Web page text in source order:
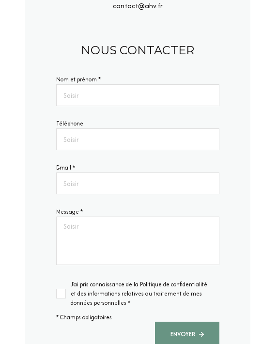
contact@ahv.fr
NOUS CONTACTER
Nom et prénom *
Téléphone
E-mail *
Message *
J'ai pris connaissance de la Politique de confidentialité
et des informations relatives au traitement de mes
données personnelles *
* Champs obligatoires
ENVOYER